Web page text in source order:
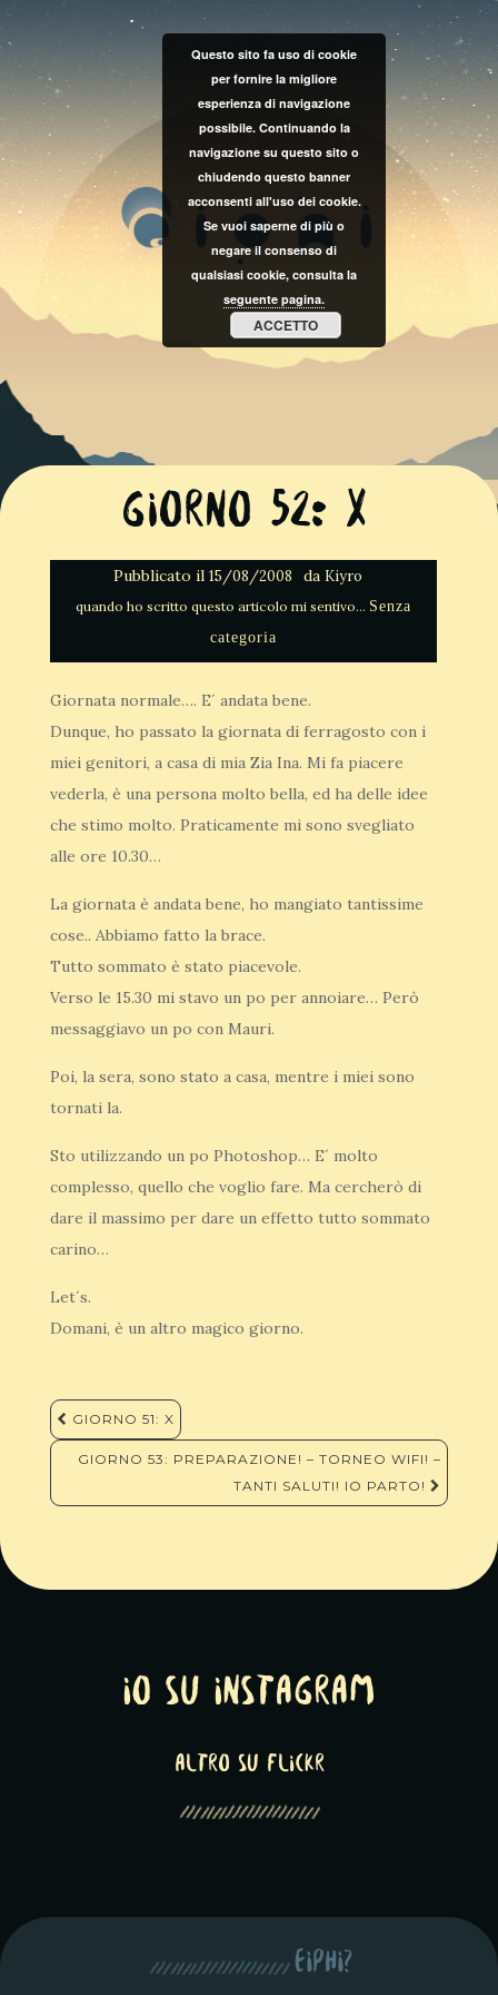
Giorno 52: x
Pubblicato il 15/08/2008 da Kiyro
Senza
categoria
Giornata normale…. E´ andata bene.
Dunque, ho passato la giornata di ferragosto con i
miei genitori, a casa di mia Zia Ina. Mi fa piacere
vederla, è una persona molto bella, ed ha delle idee
che stimo molto. Praticamente mi sono svegliato
alle ore 10.30…
La giornata è andata bene, ho mangiato tantissime
cose.. Abbiamo fatto la brace.
Tutto sommato è stato piacevole.
Verso le 15.30 mi stavo un po per annoiare… Però
messaggiavo un po con Mauri.
Poi, la sera, sono stato a casa, mentre i miei sono
tornati la.
Sto utilizzando un po Photoshop… E´ molto
complesso, quello che voglio fare. Ma cercherò di
dare il massimo per dare un effetto tutto sommato
carino…
Let´s.
Domani, è un altro magico giorno.
Navigazione
articoli
GIORNO 51: X
GIORNO 53: PREPARAZIONE! – TORNEO WIFI! –
TANTI SALUTI! IO PARTO!
Io su Instagram
altro su Flickr
eiphi?
Questo sito fa uso di cookie
per fornire la migliore
esperienza di navigazione
possibile. Continuando la
navigazione su questo sito o
chiudendo questo banner
acconsenti all'uso dei cookie.
Se vuoi saperne di più o
negare il consenso di
qualsiasi cookie, consulta la
seguente pagina.
ACCETTO